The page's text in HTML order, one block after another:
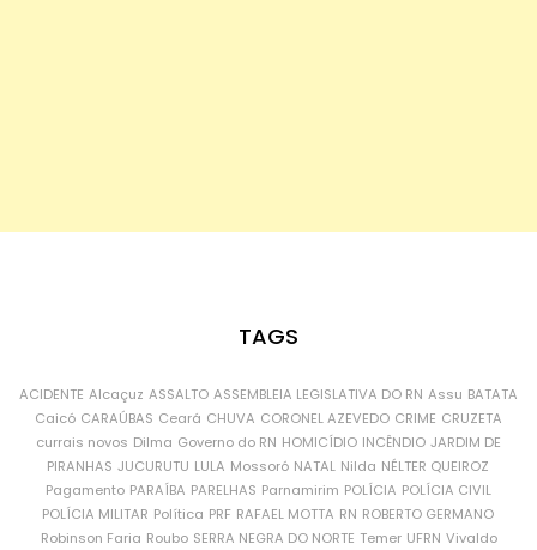
TAGS
ACIDENTE Alcaçuz ASSALTO ASSEMBLEIA LEGISLATIVA DO RN Assu BATATA
Caicó CARAÚBAS Ceará CHUVA CORONEL AZEVEDO CRIME CRUZETA
currais novos Dilma Governo do RN HOMICÍDIO INCÊNDIO JARDIM DE
PIRANHAS JUCURUTU LULA Mossoró NATAL Nilda NÉLTER QUEIROZ
Pagamento PARAÍBA PARELHAS Parnamirim POLÍCIA POLÍCIA CIVIL
POLÍCIA MILITAR Política PRF RAFAEL MOTTA RN ROBERTO GERMANO
Robinson Faria Roubo SERRA NEGRA DO NORTE Temer UFRN Vivaldo